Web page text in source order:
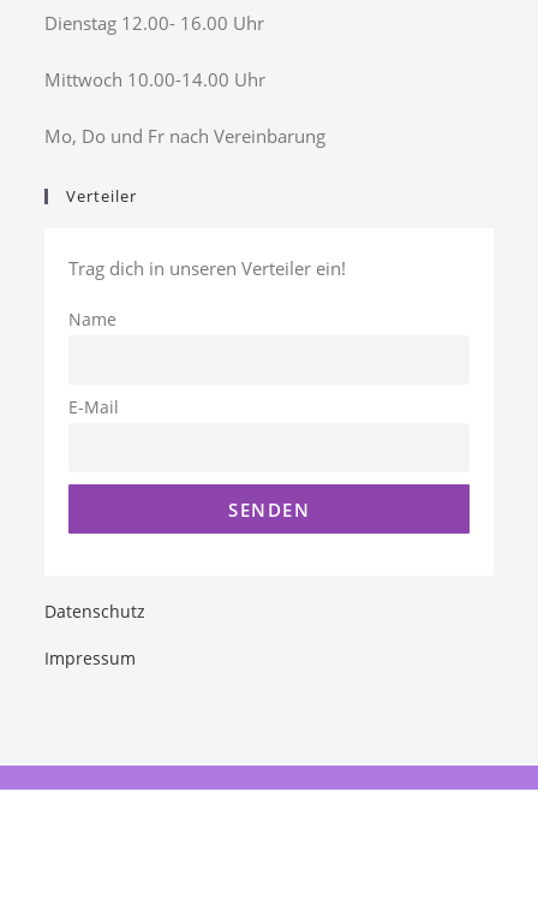
Dienstag 12.00- 16.00 Uhr
Mittwoch 10.00-14.00 Uhr
Mo, Do und Fr nach Vereinbarung
Verteiler
Trag dich in unseren Verteiler ein!
Name
E-Mail
Datenschutz
Impressum